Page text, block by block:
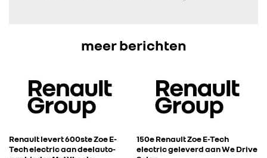
CONTACT
meer berichten
Renault levert 600ste Zoe E-
Tech electric aan deelauto-
150e Renault Zoe E-Tech
electric geleverd aan We Drive